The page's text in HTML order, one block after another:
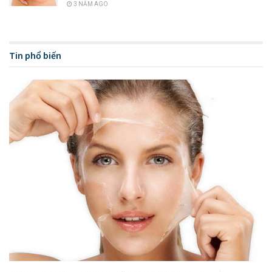
Toner là một sản phẩm skincare thần kỳ cho da
Cách dùng toner hiệu quả với từng
Thật sự mà nói thì việc toner có thể tác dụng thần kỳ đến làn
da của chị em phụ nữ là điều không thể bàn cãi. Tuy nhiên
3 NĂM AGO
Tin phổ biến